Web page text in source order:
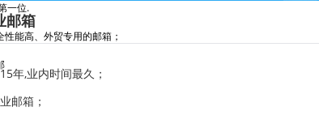
一位.
能高、外贸专用的邮箱；
邮箱
年,业内时间最久；
邮箱；